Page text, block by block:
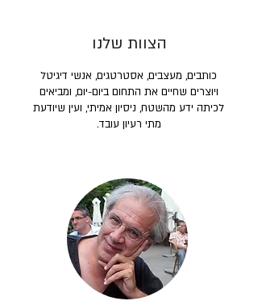
הצוות שלנו
כותבים, מעצבים, אסטרטגים, אנשי דיגיטל
ויוצרים שחיים את התחום ביום-יום, ומביאים
לכיתה ידע מהשטח, ניסיון אמיתי, ועין שיודעת
מתי רעיון עובד.